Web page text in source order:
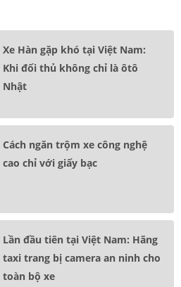
Xe Hàn gặp khó tại Việt Nam:
Khi đối thủ không chỉ là ôtô
Nhật
Cách ngăn trộm xe công nghệ
cao chỉ với giấy bạc
Lần đầu tiên tại Việt Nam: Hãng
taxi trang bị camera an ninh cho
toàn bộ xe